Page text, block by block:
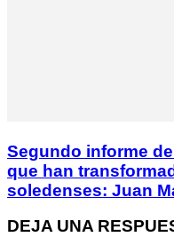
Segundo informe
que han
soledenses: Juan
DEJA UNA